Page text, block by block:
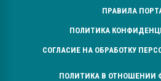
ПРАВИЛА
ПОЛИТИКА
СОГЛАСИЕ НА ОБРАБОТКУ
ПОЛИТИКА В ОТНОШЕНИИ